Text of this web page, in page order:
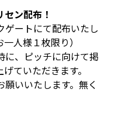
ン配布！
ゲートにて配布いたし
人様１枚限り）
に、ピッチに向けて掲
ていただきます。
いいたします。無く